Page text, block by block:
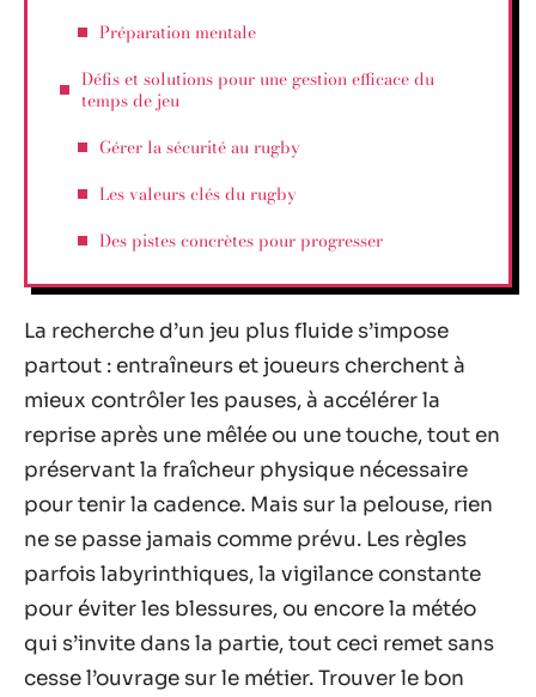
Préparation mentale
Défis et solutions pour une gestion efficace du
temps de jeu
Gérer la sécurité au rugby
Les valeurs clés du rugby
Des pistes concrètes pour progresser
La recherche d’un jeu plus fluide s’impose
partout : entraîneurs et joueurs cherchent à
mieux contrôler les pauses, à accélérer la
reprise après une mêlée ou une touche, tout en
préservant la fraîcheur physique nécessaire
pour tenir la cadence. Mais sur la pelouse, rien
ne se passe jamais comme prévu. Les règles
parfois labyrinthiques, la vigilance constante
pour éviter les blessures, ou encore la météo
qui s’invite dans la partie, tout ceci remet sans
cesse l’ouvrage sur le métier. Trouver le bon